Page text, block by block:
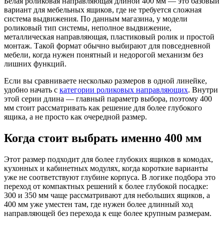
вариант для мебельных ящиков, где не требуется сложная
система выдвижения. По данным магазина, у модели
роликовый тип системы, неполное выдвижение,
металлическая направляющая, пластиковый ролик и простой
монтаж. Такой формат обычно выбирают для повседневной
мебели, когда нужен понятный и недорогой механизм без
лишних функций.
Если вы сравниваете несколько размеров в одной линейке,
удобно начать с категории роликовых направляющих. Внутри
этой серии длина — главный параметр выбора, поэтому 400
мм стоит рассматривать как решение для более глубокого
ящика, а не просто как очередной размер.
Когда стоит выбрать именно 400 мм
Этот размер подходит для более глубоких ящиков в комодах,
кухонных и кабинетных модулях, когда короткие варианты
уже не соответствуют глубине корпуса. В логике подбора это
переход от компактных решений к более глубокой посадке:
300 и 350 мм чаще рассматривают для небольших ящиков, а
400 мм уже уместен там, где нужен более длинный ход
направляющей без перехода к еще более крупным размерам.